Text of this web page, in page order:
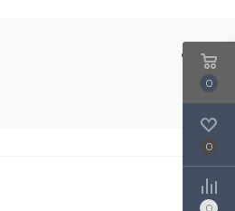
0
0
0